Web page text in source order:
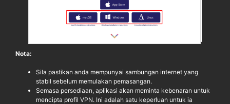
Nota:
Sila pastikan anda mempunyai sambungan internet yang
stabil sebelum memulakan pemasangan.
Semasa persediaan, aplikasi akan meminta kebenaran untuk
mencipta profil VPN. Ini adalah satu keperluan untuk ia